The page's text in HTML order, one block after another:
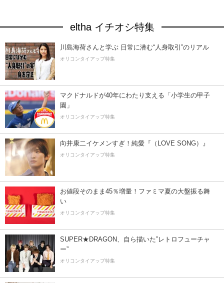
eltha イチオシ特集
川島海荷さんと学ぶ 日常に潜む“人身取引”のリアル
オリコンタイアップ特集
マクドナルドが40年にわたり支える「小学生の甲子
園」
オリコンタイアップ特集
向井康二イケメンすぎ！純愛『（LOVE SONG）』
オリコンタイアップ特集
お値段そのまま45％増量！ファミマ夏の大盤振る舞
い
オリコンタイアップ特集
SUPER★DRAGON、自ら描いた”レトロフューチャ
ー”
オリコンタイアップ特集